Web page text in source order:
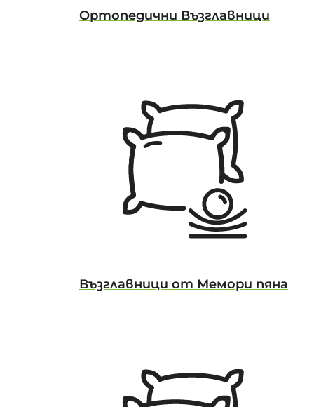
Ортопедични Възглавници
Възглавници от Мемори пяна